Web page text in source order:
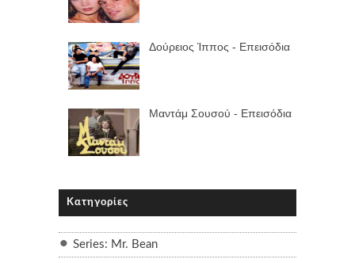
Δούρειος Ίππος - Επεισόδια
Μαντάμ Σουσού - Επεισόδια
Κατηγορίες
Series: Mr. Bean